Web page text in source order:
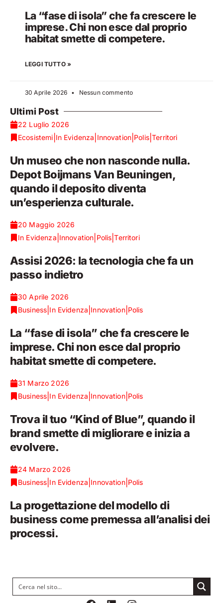
La “fase di isola” che fa crescere le
imprese. Chi non esce dal proprio
habitat smette di competere.
LEGGI TUTTO »
30 Aprile 2026 Nessun commento
Ultimi Post
22 Luglio 2026
Ecosistemi In Evidenza Innovation Polis|Territori
Un museo che non nasconde nulla.
Depot Boijmans Van Beuningen,
quando il deposito diventa
un’esperienza culturale.
20 Maggio 2026
In Evidenza Innovation Polis |Territori
Assisi 2026: la tecnologia che fa un
passo indietro
30 Aprile 2026
Business In Evidenza Innovation| Polis
La “fase di isola” che fa crescere le
imprese. Chi non esce dal proprio
habitat smette di competere.
31 Marzo 2026
Business In Evidenza Innovation| Polis
Trova il tuo “Kind of Blue”, quando il
brand smette di migliorare e inizia a
evolvere.
24 Marzo 2026
Business In Evidenza Innovation| Polis
La progettazione del modello di
business come premessa all’analisi dei
processi.